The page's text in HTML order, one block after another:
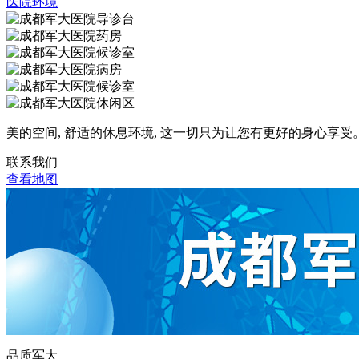
美的空间, 舒适的休息环境, 这一切只为让您有更好的身心享受
联系我们
查看地图
品质军大